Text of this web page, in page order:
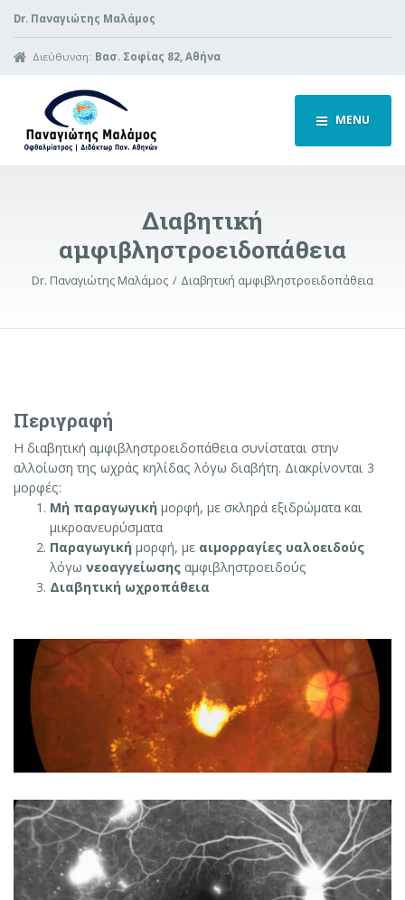
Dr. Παναγιώτης Μαλάμος
Διεύθυνση: Βασ. Σοφίας 82, Αθήνα
MENU
Διαβητική
αμφιβληστροειδοπάθεια
Dr. Παναγιώτης Μαλάμος Διαβητική αμφιβληστροειδοπάθεια
Περιγραφή
Η διαβητική αμφιβληστροειδοπάθεια συνίσταται στην
αλλοίωση της ωχράς κηλίδας λόγω διαβήτη. Διακρίνονται 3
μορφές:
Μή παραγωγική μορφή, με σκληρά εξιδρώματα και
μικροανευρύσματα
Παραγωγική μορφή, με αιμορραγίες υαλοειδούς
λόγω νεοαγγείωσης αμφιβληστροειδούς
Διαβητική ωχροπάθεια